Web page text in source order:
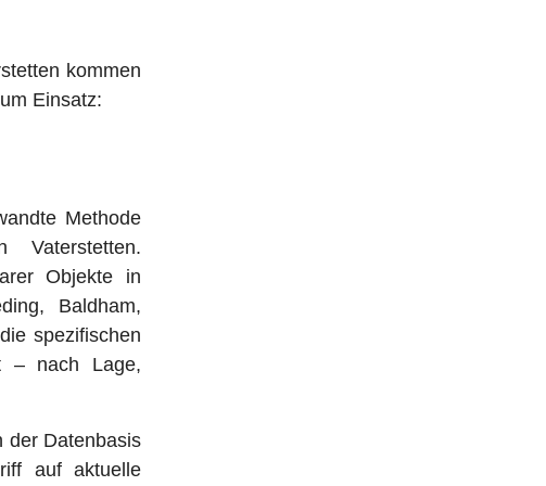
kommen
Einsatz:
Methode
Vaterstetten.
Objekte in
Baldham,
spezifischen
– nach Lage,
der Datenbasis
auf aktuelle